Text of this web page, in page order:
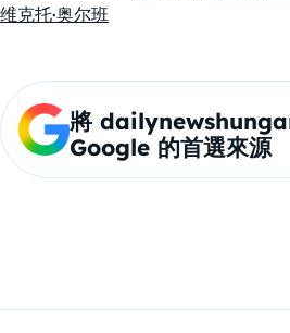
维克托·奥尔班
將
Google 的首選來源